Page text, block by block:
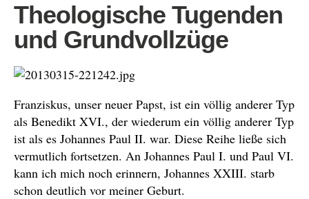
Theologische Tugenden
und Grundvollzüge
Franziskus, unser neuer Papst, ist ein völlig anderer Typ
als Benedikt XVI., der wiederum ein völlig anderer Typ
ist als es Johannes Paul II. war. Diese Reihe ließe sich
vermutlich fortsetzen. An Johannes Paul I. und Paul VI.
kann ich mich noch erinnern, Johannes XXIII. starb
schon deutlich vor meiner Geburt.